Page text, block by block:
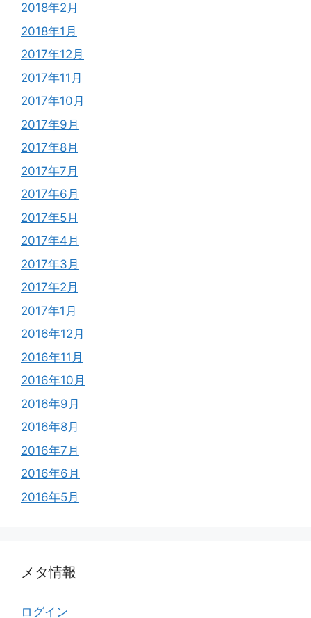
2018年2月
2018年1月
2017年12月
2017年11月
2017年10月
2017年9月
2017年8月
2017年7月
2017年6月
2017年5月
2017年4月
2017年3月
2017年2月
2017年1月
2016年12月
2016年11月
2016年10月
2016年9月
2016年8月
2016年7月
2016年6月
2016年5月
メタ情報
ログイン